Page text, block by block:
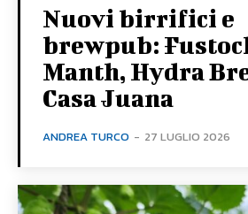
Nuovi birrifici e
brewpub:
Manth, Hydra
Casa Juana
ANDREA TURCO - 27 LUGLIO 2026